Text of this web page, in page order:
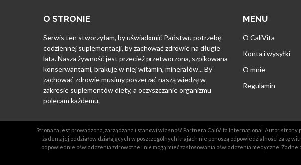
O STRONIE
Serwis ten stworzyłam, by uświadomić Państwu potrzebę
codziennej suplementacji, by zachować zdrowie na długie
lata. Nasza żywność jest przecież przetworzona, szpikowana
konserwantami, brakuje w niej witamin, minerałów... By
zachować zdrowie musimy poszerzać naszą wiedzę w
zakresie suplementów diety, a oczyszczanie organizmu
polecam każdemu.
MENU
O CaliVita
Konta i wysyłki
O mnie
Regulamin
Strona ta jest prowadzona, zarządzana i stanowi własność Partnera CaliVita International. Autor
żaden z jej oddziałów działających w poszczególnych krajach nie ponoszą odpowiedzialności za
odpowiednie oświadczenia zdrowotne i nie mogą mieć zastosowania oświadczenia medyczne.